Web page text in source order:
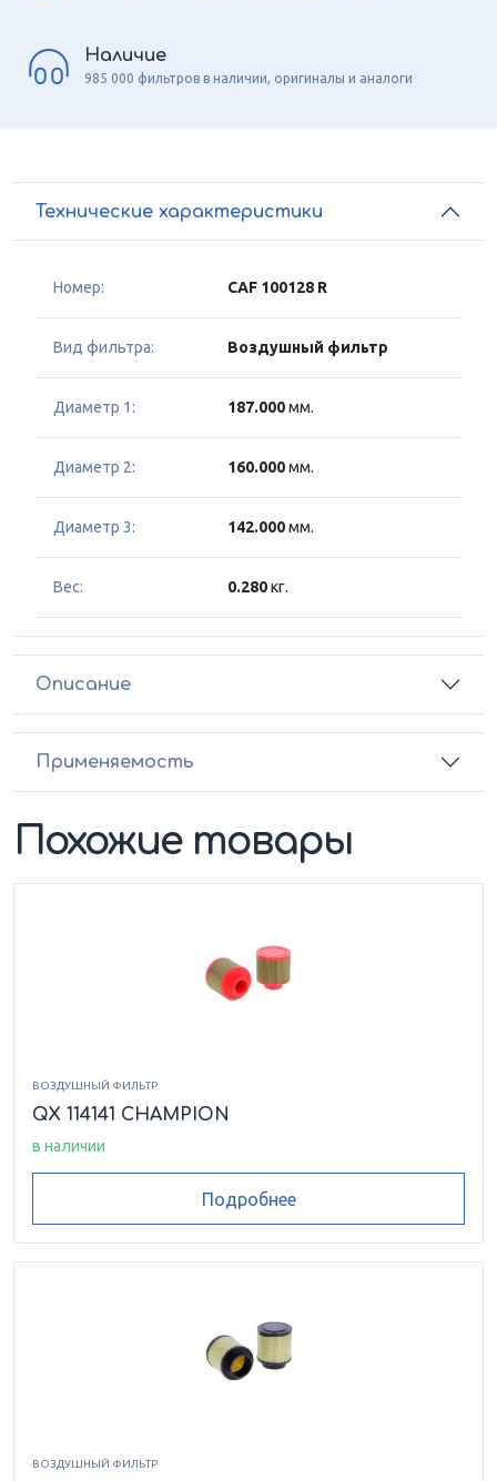
Наличие
985 000 фильтров в наличии, оригиналы и аналоги
Технические характеристики
Номер: CAF 100128 R
Вид фильтра: Воздушный фильтр
Диаметр 1: 187.000мм.
Диаметр 2: 160.000мм.
Диаметр 3: 142.000мм.
Вес: 0.280кг.
Описание
Применяемость
Похожие товары
ВОЗДУШНЫЙ ФИЛЬТР
QX 114141 CHAMPION
в наличии
Подробнее
ВОЗДУШНЫЙ ФИЛЬТР